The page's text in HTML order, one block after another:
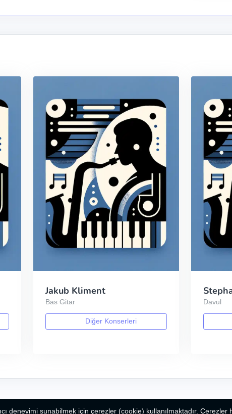
Jakub Kliment
Bas Gitar
Diğer Konserleri
Davul
deneyimi sunabilmek için çerezler (cookie) kullanılmaktadır. Çerezler